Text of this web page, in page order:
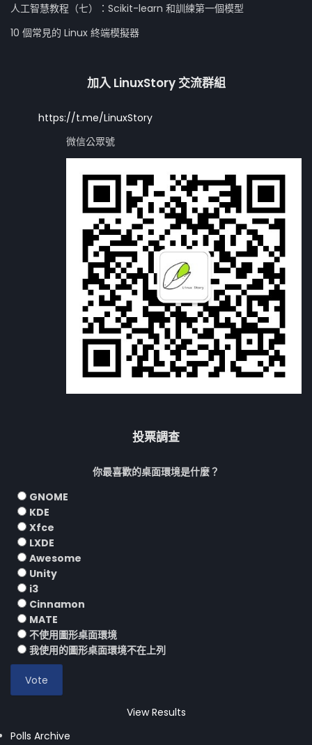
人工智慧教程（七）：Scikit-learn 和訓練第一個模型
10 個常見的 Linux 終端模擬器
加入 LinuxStory 交流群組
https://t.me/LinuxStory
微信公眾號
投票調查
你最喜歡的桌面環境是什麼？
GNOME
KDE
Xfce
LXDE
Awesome
Unity
i3
Cinnamon
MATE
不使用圖形桌面環境
我使用的圖形桌面環境不在上列
View Results
Polls Archive